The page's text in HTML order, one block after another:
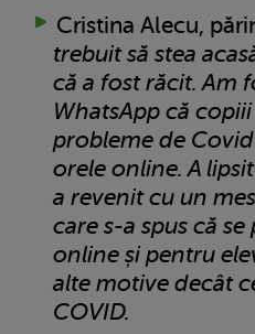
Cristina Alecu,
trebuit să stea
că a fost răcit. Am
WhatsApp că
probleme de
orele online. A lipsit
a revenit cu un
care s-a spus că
online și pentru
alte motive decât
COVID.